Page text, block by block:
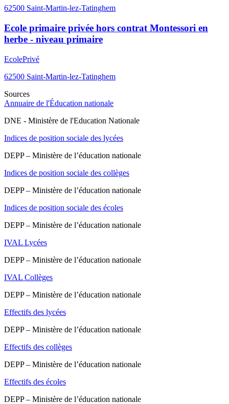
62500 Saint-Martin-lez-Tatinghem
Ecole primaire privée hors contrat Montessori en
herbe - niveau primaire
EcolePrivé
62500 Saint-Martin-lez-Tatinghem
Sources
Annuaire de l'Éducation nationale
DNE - Ministère de l'Education Nationale
Indices de position sociale des lycées
DEPP – Ministère de l’éducation nationale
Indices de position sociale des collèges
DEPP – Ministère de l’éducation nationale
Indices de position sociale des écoles
DEPP – Ministère de l’éducation nationale
IVAL Lycées
DEPP – Ministère de l’éducation nationale
IVAL Collèges
DEPP – Ministère de l’éducation nationale
Effectifs des lycées
DEPP – Ministère de l’éducation nationale
Effectifs des collèges
DEPP – Ministère de l’éducation nationale
Effectifs des écoles
DEPP – Ministère de l’éducation nationale